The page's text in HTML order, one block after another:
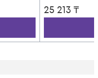
25 213 ₸